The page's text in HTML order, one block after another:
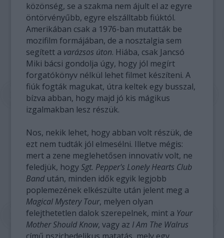
közönség, se a szakma nem ájult el az egyre
öntörvényűbb, egyre elszálltabb fiúktól.
Amerikában csak a 1976-ban mutatták be
mozifilm formájában, de a nosztalgia sem
segített a varázsos úton. Hiába, csak Jancsó
Miki bácsi gondolja úgy, hogy jól megírt
forgatókönyv nélkül lehet filmet készíteni. A
fiúk fogták magukat, útra keltek egy busszal,
bízva abban, hogy majd jó kis mágikus
izgalmakban lesz részük.
Nos, nekik lehet, hogy abban volt részük, de
ezt nem tudták jól elmesélni. Illetve mégis:
mert a zene meglehetősen innovatív volt, ne
feledjük, hogySgt. Pepper's Lonely Hearts Club
Bandután, minden idők egyik legjobb
poplemezének elkészülte után jelent meg a
Magical Mystery Tour, melyen olyan
felejthetetlen dalok szerepelnek, mint a Your
Mother Should Know, vagy az I Am The Walrus